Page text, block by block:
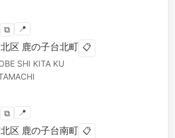
⧉ 📍
区 鹿の子台北町 📋
SHI KITA KU
⧉ 📍
区 鹿の子台南町 📋